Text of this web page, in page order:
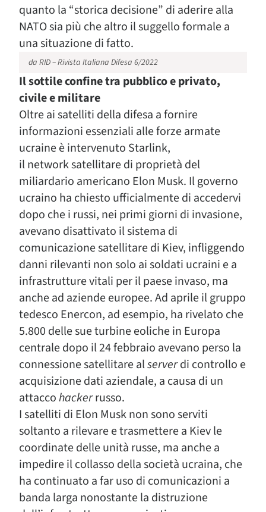
quanto la “storica decisione” di aderire alla
NATO sia più che altro il suggello formale a
una situazione di fatto.
da RID – Rivista Italiana Difesa 6/2022
Il sottile confine tra pubblico e privato,
civile e militare
Oltre ai satelliti della difesa a fornire
informazioni essenziali alle forze armate
ucraine è intervenuto Starlink,
il network satellitare di proprietà del
miliardario americano Elon Musk. Il governo
ucraino ha chiesto ufficialmente di accedervi
dopo che i russi, nei primi giorni di invasione,
avevano disattivato il sistema di
comunicazione satellitare di Kiev, infliggendo
danni rilevanti non solo ai soldati ucraini e a
infrastrutture vitali per il paese invaso, ma
anche ad aziende europee. Ad aprile il gruppo
tedesco Enercon, ad esempio, ha rivelato che
5.800 delle sue turbine eoliche in Europa
centrale dopo il 24 febbraio avevano perso la
connessione satellitare alserverdi controllo e
acquisizione dati aziendale, a causa di un
attaccohackerrusso.
I satelliti di Elon Musk non sono serviti
soltanto a rilevare e trasmettere a Kiev le
coordinate delle unità russe, ma anche a
impedire il collasso della società ucraina, che
ha continuato a far uso di comunicazioni a
banda larga nonostante la distruzione